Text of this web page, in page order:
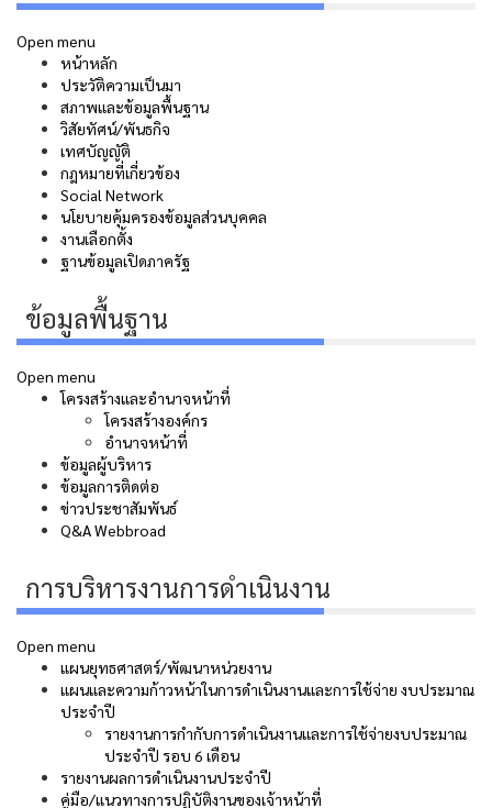
Open menu
หน้าหลัก
ประวัติความเป็นมา
สภาพและข้อมูลพื้นฐาน
วิสัยทัศน์/พันธกิจ
เทศบัญญัติ
กฎหมายที่เกี่ยวข้อง
Social Network
นโยบายคุ้มครองข้อมูลส่วนบุคคล
งานเลือกตั้ง
ฐานข้อมูลเปิดภาครัฐ
ข้อมูลพื้นฐาน
Open menu
โครงสร้างและอำนาจหน้าที่
โครงสร้างองค์กร
อำนาจหน้าที่
ข้อมูลผู้บริหาร
ข้อมูลการติดต่อ
ข่าวประชาสัมพันธ์
Q&A Webbroad
การบริหารงานการดำเนินงาน
Open menu
แผนยุทธศาสตร์/พัฒนาหน่วยงาน
แผนและความก้าวหน้าในการดําเนินงานและการใช้จ่าย งบประมาณ
ประจําปี
รายงานการกำกับการดำเนินงานและการใช้จ่ายงบประมาณ
ประจำปี รอบ 6 เดือน
รายงานผลการดำเนินงานประจำปี
คู่มือ/แนวทางการปฏิบัติงานของเจ้าหน้าที่